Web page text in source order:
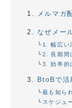
メルマガ
なぜメー
1. 幅広い
2. 長期間
3. 効率的
BtoBで活
最も知ら
スケジュ